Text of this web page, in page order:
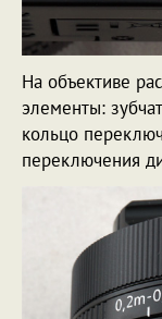
На объективе
элементы:
кольцо
переключения